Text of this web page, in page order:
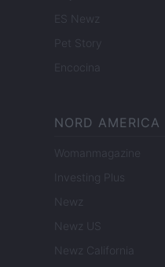
ES Newz
Pet Story
Encocina
NORD AMERICA
Womanmagazine
Investing Plus
Newz
Newz US
Newz California